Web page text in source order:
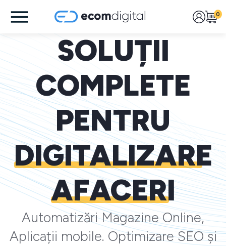
0
SOLUȚII
COMPLETE
PENTRU
DIGITALIZARE
AFACERI
Automatizări Magazine Online,
Aplicații mobile. Optimizare SEO și